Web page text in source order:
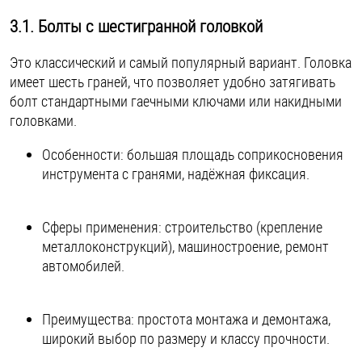
3.1. Болты с шестигранной головкой
Это классический и самый популярный вариант. Головка
имеет шесть граней, что позволяет удобно затягивать
болт стандартными гаечными ключами или накидными
головками.
Особенности: большая площадь соприкосновения
инструмента с гранями, надёжная фиксация.
Сферы применения: строительство (крепление
металлоконструкций), машиностроение, ремонт
автомобилей.
Преимущества: простота монтажа и демонтажа,
широкий выбор по размеру и классу прочности.